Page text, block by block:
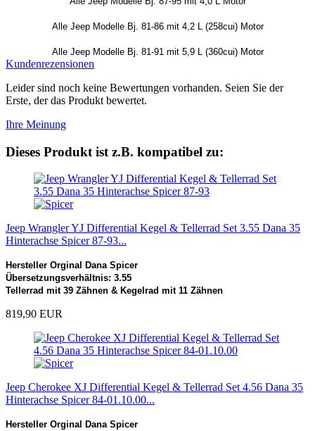
Alle Jeep Modelle Bj. 81-86 mit 4,2 L (258cui) Motor
Alle Jeep Modelle Bj. 81-91 mit 5,9 L (360cui) Motor
Kundenrezensionen
Leider sind noch keine Bewertungen vorhanden. Seien Sie der
Erste, der das Produkt bewertet.
Ihre Meinung
Dieses Produkt ist z.B. kompatibel zu:
Jeep Wrangler YJ Differential Kegel & Tellerrad Set 3.55 Dana 35
Hinterachse Spicer 87-93...
Hersteller Orginal Dana Spicer
Übersetzungsverhältnis: 3.55
Tellerrad mit 39 Zähnen & Kegelrad mit 11 Zähnen
819,90 EUR
Jeep Cherokee XJ Differential Kegel & Tellerrad Set 4.56 Dana 35
Hinterachse Spicer 84-01.10.00...
Hersteller Orginal Dana Spicer